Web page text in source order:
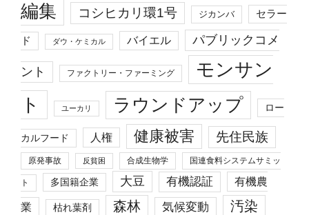
編集
コシヒカリ環1号 ジカンバ セラー
ド ダウ・ケミカル バイエル パブリックコメ
ント ファクトリー・ファーミング
モンサン
ト
ユーカリ ラウンドアップ ロー
カルフード 人権 健康被害 先住民族
原発事故 反貧困 合成生物学 国連食料システムサミッ
ト 多国籍企業 大豆 有機認証 有機農
業 枯れ葉剤 森林 気候変動 汚染